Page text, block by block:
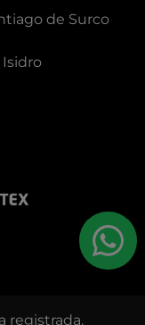
de Surco
Isidro
registrada.